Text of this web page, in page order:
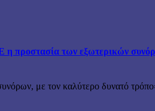
των εξωτερικών
με τον καλύτερο δυνατό